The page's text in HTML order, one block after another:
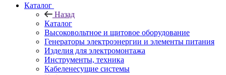
Каталог
Назад
Каталог
Высоковольтное и щитовое оборудование
Генераторы электроэнергии и элементы питания
Изделия для электромонтажа
Инструменты, техника
Кабеленесущие системы